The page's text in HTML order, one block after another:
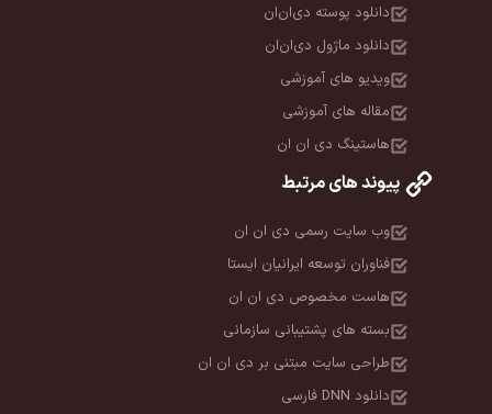
دانلود پوسته دی‌ان‌ان
دانلود ماژول دی‌ان‌ان
ویدیو های آموزشی
مقاله های آموزشی
هاستینگ دی ان ان
پیوند های مرتبط
وب سایت رسمی دی ان ان
فناوران توسعه ایرانیان ایستا
هاست مخصوص دی ان ان
بسته های پشتیبانی سازمانی
طراحی سایت مبتنی بر دی ان ان
دانلود DNN فارسی